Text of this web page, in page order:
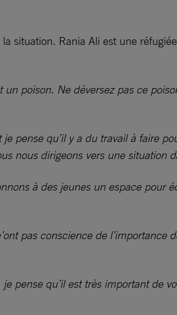
situation. Rania Ali est une
poison. Ne déversez pas ce
pense qu’il y a du travail à faire
nous dirigeons vers une situation
à des jeunes un espace pour
pas conscience de l’importance
pense qu’il est très important de